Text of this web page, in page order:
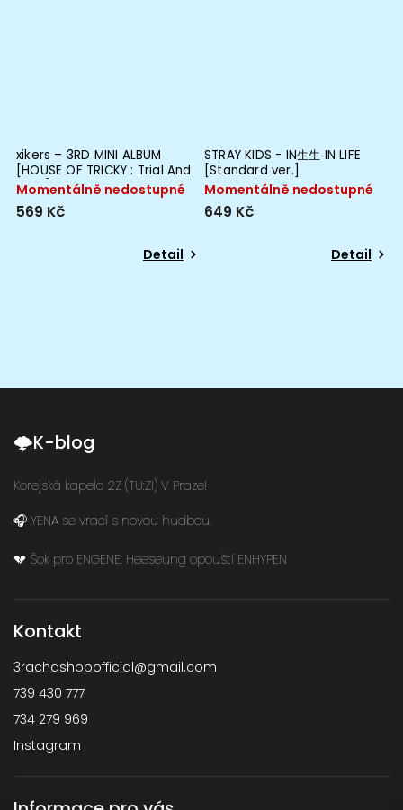
xikers – 3RD MINI ALBUM
[HOUSE OF TRICKY : Trial And
Error]
Momentálně nedostupné
569 Kč
Detail
STRAY KIDS - IN生生 IN LIFE
[Standard ver.]
Momentálně nedostupné
649 Kč
Detail
🌩K-blog
Korejská kapela 2Z (TU:ZI) V Praze!
🎧 YENA se vrací s novou hudbou.
💔 Šok pro ENGENE: Heeseung opouští ENHYPEN
Kontakt
3rachashopofficial@gmail.com
739 430 777
734 279 969
Instagram